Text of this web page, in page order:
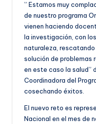
” Estamos muy
de nuestro programa
vienen haciendo
la investigación, con
naturaleza,
solución de problemas
en este caso la salud”
Coordinadora del
cosechando éxitos.
El nuevo reto es
Nacional en el mes de